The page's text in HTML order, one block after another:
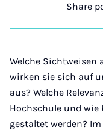
Share
Welche Sichtweisen
wirken sie sich auf
aus? Welche
Hochschule und wie
gestaltet werden?